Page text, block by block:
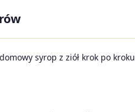
syrop z ziół krok po kroku